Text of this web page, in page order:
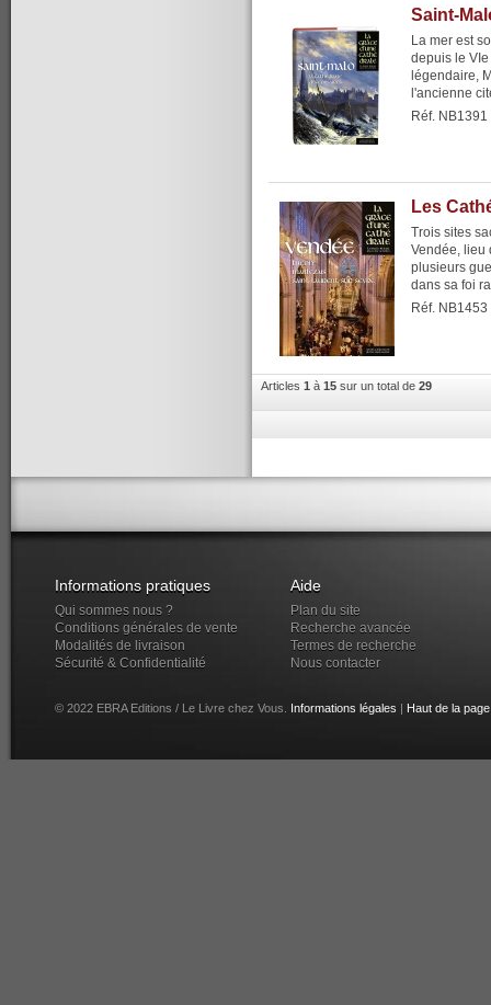
Saint-
La mer est
depuis le
légendaire,
l'ancienne
Réf. NB1391
Les
Trois sites
Vendée, lieu
plusieurs
dans sa foi
Réf. NB1453
Articles 1 à 15 sur un total de 29
Informations pratiques
Qui sommes nous ?
Conditions générales de vente
Modalités de livraison
Sécurité & Confidentialité
Aide
Plan du site
Recherche avancée
Termes de recherche
Nous contacter
© 2022 EBRA Editions / Le Livre chez Vous. Informations légales Haut de la page